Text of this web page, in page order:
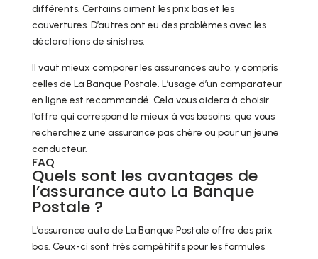
différents. Certains aiment les prix bas et les
couvertures. D’autres ont eu des problèmes avec les
déclarations de sinistres.
Il vaut mieux comparer les assurances auto, y compris
celles de La Banque Postale. L’usage d’un comparateur
en ligne est recommandé. Cela vous aidera à choisir
l’offre qui correspond le mieux à vos besoins, que vous
recherchiez une assurance pas chère ou pour un jeune
conducteur.
FAQ
Quels sont les avantages de
l’assurance auto La Banque
Postale ?
L’assurance auto de La Banque Postale offre des prix
bas. Ceux-ci sont très compétitifs pour les formules